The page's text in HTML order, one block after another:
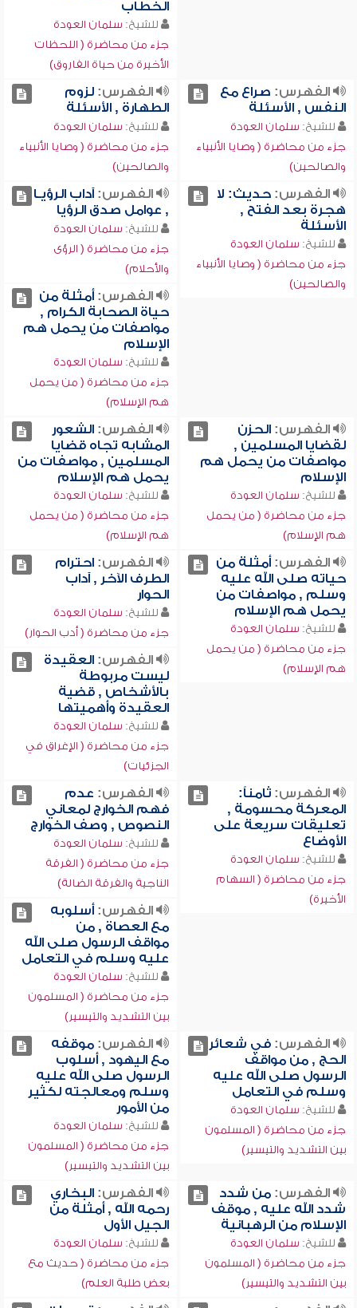
الخطاب
للشيخ: سلمان العودة
جزء من محاضرة ( اللحظات
الأخيرة من حياة الفاروق)
الفهرس: صراع مع
النفس , الأسئلة
للشيخ: سلمان العودة
جزء من محاضرة ( وصايا الأنبياء
والصالحين)
الفهرس:لزوم
الطهارة , الأسئلة
للشيخ: سلمان العودة
جزء من محاضرة ( وصايا الأنبياء
والصالحين)
الفهرس:حديث: لا
هجرة بعد الفتح ,
الأسئلة
للشيخ: سلمان العودة
جزء من محاضرة ( وصايا الأنبياء
والصالحين)
الفهرس:آداب الرؤيـا
, عوامل صدق الرؤيا
للشيخ: سلمان العودة
جزء من محاضرة ( الرؤى
والأحلام)
الفهرس:أمثلة من
حياة الصحابة الكرام ,
مواصفات من يحمل هم
الإسلام
للشيخ: سلمان العودة
جزء من محاضرة ( من يحمل
هم الإسلام)
الفهرس:الحزن
لقضايا المسلمين ,
مواصفات من يحمل هم
الإسلام
للشيخ: سلمان العودة
جزء من محاضرة ( من يحمل
هم الإسلام)
الفهرس:الشعور
المشابه تجاه قضايا
المسلمين , مواصفات من
يحمل هم الإسلام
للشيخ: سلمان العودة
جزء من محاضرة ( من يحمل
هم الإسلام)
الفهرس:أمثلة من
حياته صلى الله عليه
وسلم , مواصفات من
يحمل هم الإسلام
للشيخ: سلمان العودة
جزء من محاضرة ( من يحمل
هم الإسلام)
الفهرس:احترام
الطرف الآخر , آداب
الحوار
للشيخ: سلمان العودة
جزء من محاضرة ( أدب الحوار)
الفهرس:العقيدة
ليست مربوطة
بالأشخاص , قضية
العقيدة وأهميتها
للشيخ: سلمان العودة
جزء من محاضرة ( الإغراق في
الجزئيات)
الفهرس:ثامناً:
المعركة محسومة ,
تعليقات سريعة على
الأوضاع
للشيخ: سلمان العودة
جزء من محاضرة ( السهام
الأخيرة)
الفهرس: عدم
فهم الخوارج لمعاني
النصوص , وصف الخوارج
للشيخ: سلمان العودة
جزء من محاضرة ( الفرقة
الناجية والفرقة الضالة)
الفهرس:أسلوبه
مع العصاة , من
مواقف الرسول صلى الله
عليه وسلم في التعامل
للشيخ: سلمان العودة
جزء من محاضرة ( المسلمون
بين التشديد والتيسير)
الفهرس:في شعائر
الحج , من مواقف
الرسول صلى الله عليه
وسلم في التعامل
للشيخ: سلمان العودة
جزء من محاضرة ( المسلمون
بين التشديد والتيسير)
الفهرس:موقفه
مع اليهود , أسلوب
الرسول صلى الله عليه
وسلم ومعالجته لكثير
من الأمور
للشيخ: سلمان العودة
جزء من محاضرة ( المسلمون
بين التشديد والتيسير)
الفهرس:من شدد
شدد الله عليه , موقف
الإسلام من الرهبانية
للشيخ: سلمان العودة
جزء من محاضرة ( المسلمون
بين التشديد والتيسير)
الفهرس:البخاري
رحمه الله , أمثلة من
الجيل الأول
للشيخ: سلمان العودة
جزء من محاضرة ( حديث مع
بعض طلبة العلم)